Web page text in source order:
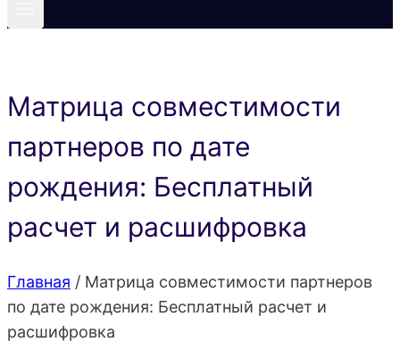
Матрица совместимости
партнеров по дате
рождения: Бесплатный
расчет и расшифровка
Главная / Матрица совместимости партнеров
по дате рождения: Бесплатный расчет и
расшифровка